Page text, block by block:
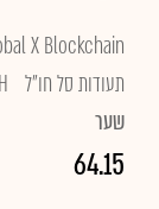
X Blockchain
תעודות סל חו"ל
שער
64.15